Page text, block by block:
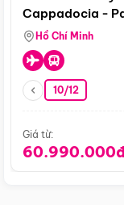
Cappadocia -
Hồ Chí Minh
10/12
Giá từ: